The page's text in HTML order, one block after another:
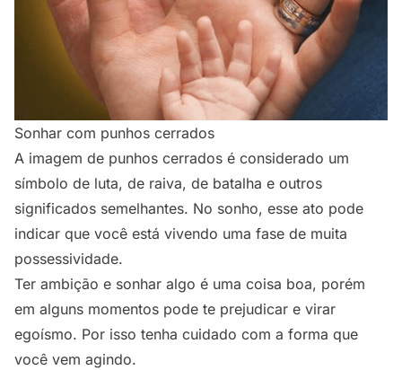
Sonhar com punhos cerrados
A imagem de punhos cerrados é considerado um
símbolo de luta, de raiva, de batalha e outros
significados semelhantes. No sonho, esse ato pode
indicar que você está vivendo uma fase de muita
possessividade.
Ter ambição e sonhar algo é uma coisa boa, porém
em alguns momentos pode te prejudicar e virar
egoísmo. Por isso tenha cuidado com a forma que
você vem agindo.